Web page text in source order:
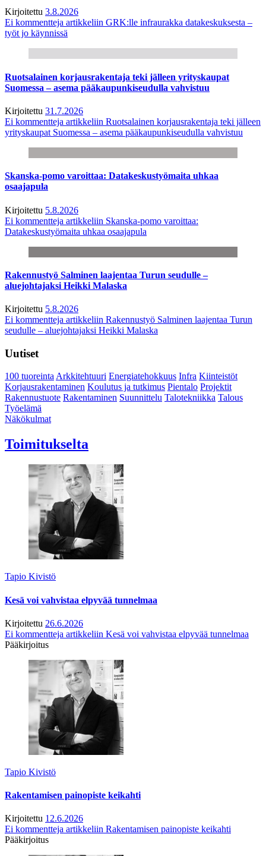
Kirjoitettu 3.8.2026
Ei kommentteja artikkeliin GRK:lle infraurakka datakeskuksesta –
työt jo käynnissä
Ruotsalainen korjausrakentaja teki jälleen yrityskaupat
Suomessa – asema pääkaupunkiseudulla vahvistuu
Kirjoitettu 31.7.2026
Ei kommentteja artikkeliin Ruotsalainen korjausrakentaja teki jälleen
yrityskaupat Suomessa – asema pääkaupunkiseudulla vahvistuu
Skanska-pomo varoittaa: Datakeskustyömaita uhkaa
osaajapula
Kirjoitettu 5.8.2026
Ei kommentteja artikkeliin Skanska-pomo varoittaa:
Datakeskustyömaita uhkaa osaajapula
Rakennustyö Salminen laajentaa Turun seudulle –
aluejohtajaksi Heikki Malaska
Kirjoitettu 5.8.2026
Ei kommentteja artikkeliin Rakennustyö Salminen laajentaa Turun
seudulle – aluejohtajaksi Heikki Malaska
Uutiset
100 tuoreintaArkkitehtuuri Energiatehokkuus Infra Kiinteistöt
Korjausrakentaminen Koulutus ja tutkimus Pientalo Projektit
Rakennustuote Rakentaminen Suunnittelu Talotekniikka Talous
Työelämä
Näkökulmat
Toimitukselta
Tapio Kivistö
Kesä voi vahvistaa elpyvää tunnelmaa
Kirjoitettu 26.6.2026
Ei kommentteja artikkeliin Kesä voi vahvistaa elpyvää tunnelmaa
Pääkirjoitus
Tapio Kivistö
Rakentamisen painopiste keikahti
Kirjoitettu 12.6.2026
Ei kommentteja artikkeliin Rakentamisen painopiste keikahti
Pääkirjoitus